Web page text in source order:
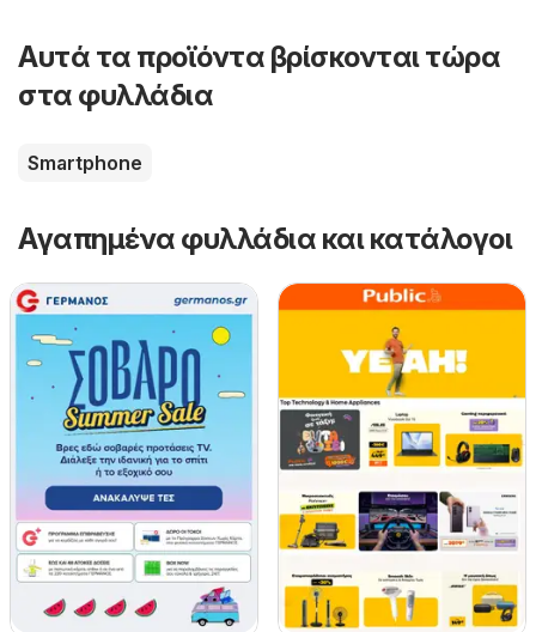
Αυτά τα προϊόντα βρίσκονται τώρα
στα φυλλάδια
Smartphone
Αγαπημένα φυλλάδια και κατάλογοι